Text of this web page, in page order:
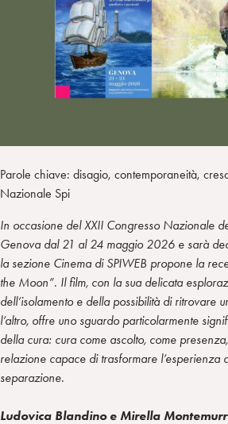
m
Parole chiave: disagio, contemporaneità,
Nazionale Spi
In occasione del XXII Congresso Nazionale
Genova dal 21 al 24 maggio 2026 e sarà
la sezione Cinema di SPIWEB propone la
the Moon”. Il film, con la sua delicata
dell’isolamento e della possibilità di ritrovare
l’altro, offre uno sguardo particolarmente
della cura: cura come ascolto, come
relazione capace di trasformare l’esperienza
separazione.
Ludovica Blandino e Mirella